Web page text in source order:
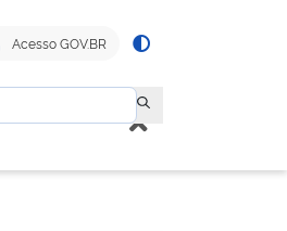
Acesso GOV.BR